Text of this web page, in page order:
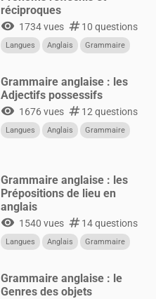
réciproques
visibility 1734 vues numbers10 questions
Langues Anglais Grammaire
Grammaire anglaise : les
Adjectifs possessifs
visibility 1676 vues numbers12 questions
Langues Anglais Grammaire
Grammaire anglaise : les
Prépositions de lieu en
anglais
visibility 1540 vues numbers14 questions
Langues Anglais Grammaire
Grammaire anglaise : le
Genres des objets